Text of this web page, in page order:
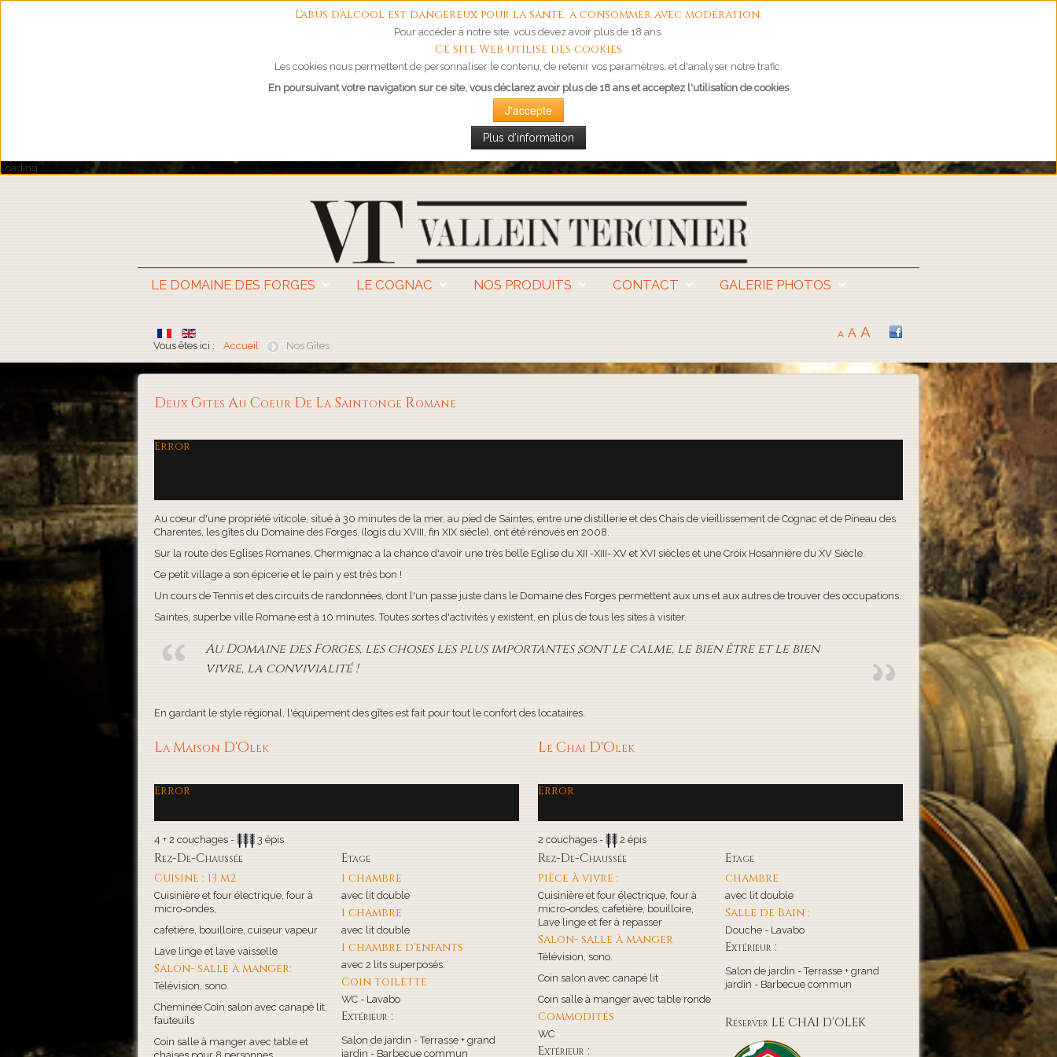
L'abus d'alcool est dangereux pour la santé, à consommer avec modération.
Pour accéder à notre site, vous devez avoir plus de 18 ans.
Ce site Web utilise des cookies
Les cookies nous permettent de personnaliser le contenu, de retenir vos paramètres, et d'analyser notre trafic.
En poursuivant votre navigation sur ce site, vous déclarez avoir plus de 18 ans et acceptez l'utilisation de cookies
J'accepte
Plus d'information
Loading...
LE DOMAINE DES FORGES LE COGNAC NOS PRODUITS CONTACT GALERIE PHOTOS
Vous êtes ici : Accueil Nos Gîtes
A A A
Deux Gites Au Coeur De La Saintonge Romane
Error
Au coeur d'une propriété viticole, situé à 30 minutes de la mer, au pied de Saintes, entre une distillerie et des Chais de vieillissement de Cognac et de Pineau des
Charentes, les gîtes du Domaine des Forges, (logis du XVIII, fin XIX siècle), ont été rénovés en 2008.
Sur la route des Eglises Romanes, Chermignac a la chance d'avoir une très belle Eglise du XII -XIII- XV et XVI siècles et une Croix Hosannière du XV Siècle.
Ce petit village a son épicerie et le pain y est très bon !
Un cours de Tennis et des circuits de randonnées, dont l'un passe juste dans le Domaine des Forges permettent aux uns et aux autres de trouver des occupations.
Saintes, superbe ville Romane est à 10 minutes. Toutes sortes d'activités y existent, en plus de tous les sites à visiter.
Au Domaine des Forges, les choses les plus importantes sont le calme, le bien être et le bien
vivre, la convivialité !
En gardant le style régional, l'équipement des gîtes est fait pour tout le confort des locataires.
La Maison D'Olek
Error
4 + 2 couchages - 3 épis
Rez-De-Chaussée
Cuisine : 13 m2
Cuisinière et four électrique, four à
micro-ondes,
cafetière, bouilloire, cuiseur vapeur
Lave linge et lave vaisselle
Salon- salle à manger:
Télévision, sono.
Cheminée Coin salon avec canapé lit,
fauteuils
Coin salle à manger avec table et
Etage
1 chambre
avec lit double
1 chambre
avec lit double
1 chambre d'enfants
avec 2 lits superposés.
Coin toilette
WC - Lavabo
Extérieur :
Salon de jardin - Terrasse + grand
jardin - Barbecue commun
Le Chai D'Olek
Error
2 couchages - 2 épis
Rez-De-Chaussée
Pièce à vivre :
Cuisinière et four électrique, four à
micro-ondes, cafetière, bouilloire,
Lave linge et fer à repasser
Salon- salle à manger
Télévision, sono.
Coin salon avec canapé lit
Coin salle à manger avec table ronde
Commodités
WC
Extérieur :
Etage
chambre
avec lit double
Salle de Bain :
Douche - Lavabo
Extérieur :
Salon de jardin - Terrasse + grand
jardin - Barbecue commun
Réserver LE CHAI D'OLEK